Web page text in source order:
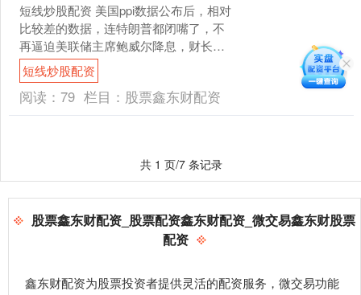
短线炒股配资 美国ppi数据公布后，相对
比较差的数据，连特朗普都闭嘴了，不
再逼迫美联储主席鲍威尔降息，财长贝
森特也在为自己找借口。 昨晚20:30美国
7月PPI....
短线炒股配资
阅读： 79 栏目： 股票鑫东财配资
共 1 页/7 条记录
股票鑫东财配资_股票配资鑫东财配资_微交易鑫东财股票
配资
鑫东财配资为股票投资者提供灵活的配资服务，微交易功能